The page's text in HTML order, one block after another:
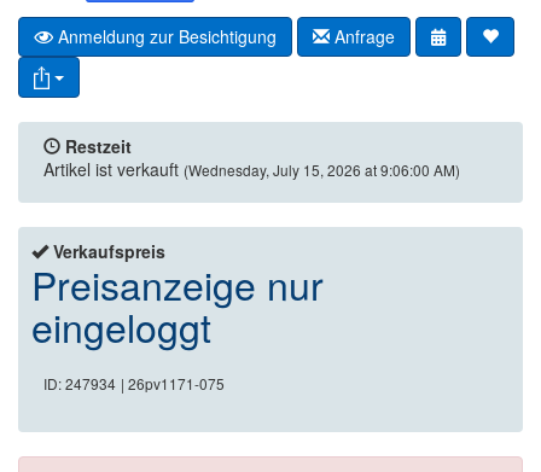
Anmeldung zur Besichtigung Anfrage
Restzeit
Artikel ist verkauft (Wednesday, July 15, 2026 at 9:06:00 AM)
Verkaufspreis
Preisanzeige nur
eingeloggt
ID: 247934 | 26pv1171-075